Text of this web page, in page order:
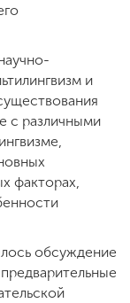
и
с различными
факторах,
обсуждение